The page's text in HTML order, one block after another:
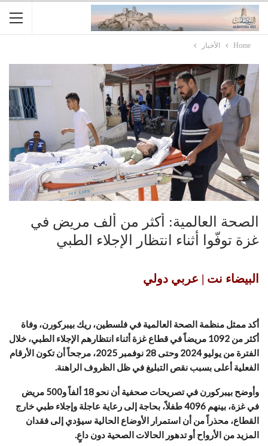
Home الأخبار
الصحة العالمية: أكثر من ألف مريض في
غزة توفّوا أثناء انتظار الإجلاء الطبي
البيضاء نت | عربي دولي
أكد ممثل منظمة الصحة العالمية في فلسطين، ريك بيبركورن، وفاة
أكثر من 1092 مريضاً في قطاع غزة أثناء انتظارهم الإجلاء الطبي، خلال
الفترة من يوليو 2024 وحتى 28 نوفمبر 2025، مرجحاً أن تكون الأرقام
الفعلية أعلى بسبب نقص التبليغ في ظل الظروف الراهنة.
وأوضح بيبركورن في تصريحات صحفية أن نحو 18 ألفاً و500 مريض
في غزة، بينهم 4096 طفلاً، بحاجة إلى رعاية عاجلة وإجلاء طبي خارج
القطاع، محذراً من أن استمرار الأوضاع الحالية سيؤدي إلى فقدان
المزيد من الأرواح أو تدهور الحالات الصحية دون داعٍ.